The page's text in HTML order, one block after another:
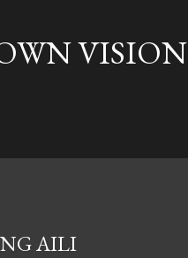
VISION
AILI